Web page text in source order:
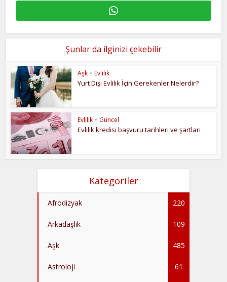
Şunlar da ilginizi çekebilir
Aşk • Evlilik
Yurt Dışı Evlilik İçin Gerekenler Nelerdir?
Evlilik • Güncel
Evlilik kredisi başvuru tarihleri ve şartları
Kategoriler
Afrodizyak 220
Arkadaşlık 109
Aşk 485
Astroloji 61